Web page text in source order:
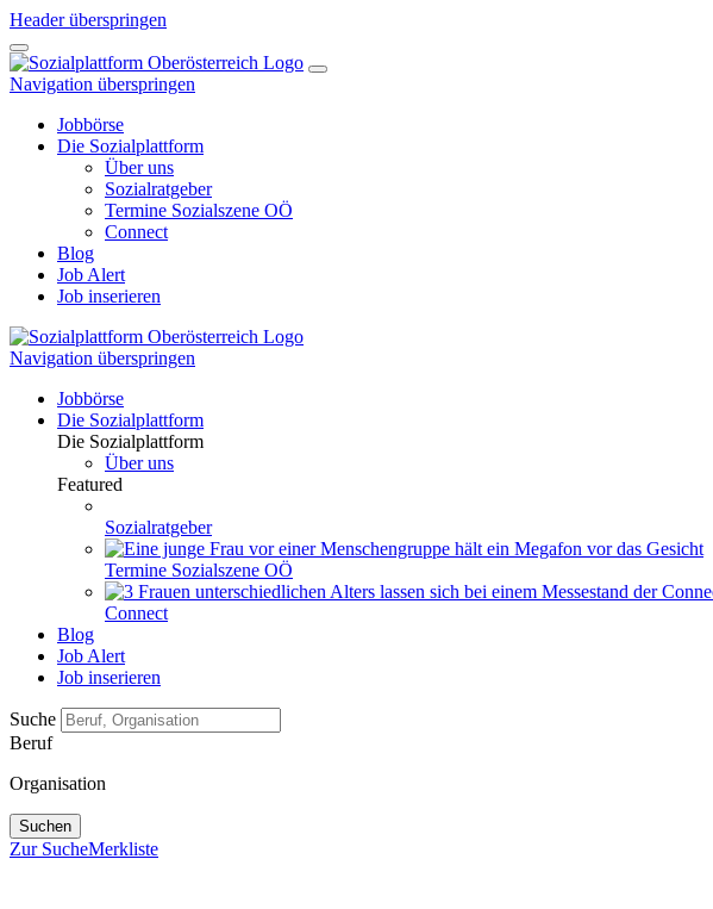
Header überspringen
Navigation überspringen
Jobbörse
Die Sozialplattform
Über uns
Sozialratgeber
Termine Sozialszene OÖ
Connect
Blog
Job Alert
Job inserieren
Navigation überspringen
Jobbörse
Die Sozialplattform
Die Sozialplattform
Über uns
Featured
Sozialratgeber
Termine Sozialszene OÖ
Connect
Blog
Job Alert
Job inserieren
Suche
Beruf
Organisation
Suchen
Zur SucheMerkliste